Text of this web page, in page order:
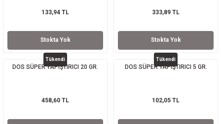
133,94 TL
Stokta Yok
333,89 TL
Stokta Yok
Tükendi
DOS SÜPER YAPIŞTIRICI 20 GR.
458,60 TL
Tükendi
DOS SÜPER YAPIŞTIRICI 5 GR.
102,05 TL